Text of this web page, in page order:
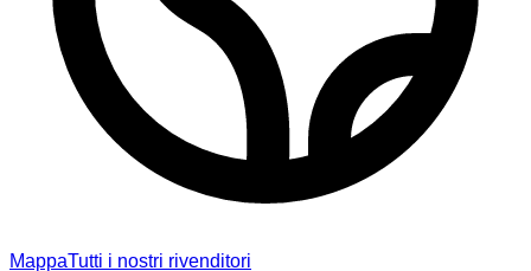
MappaTutti i nostri rivenditori